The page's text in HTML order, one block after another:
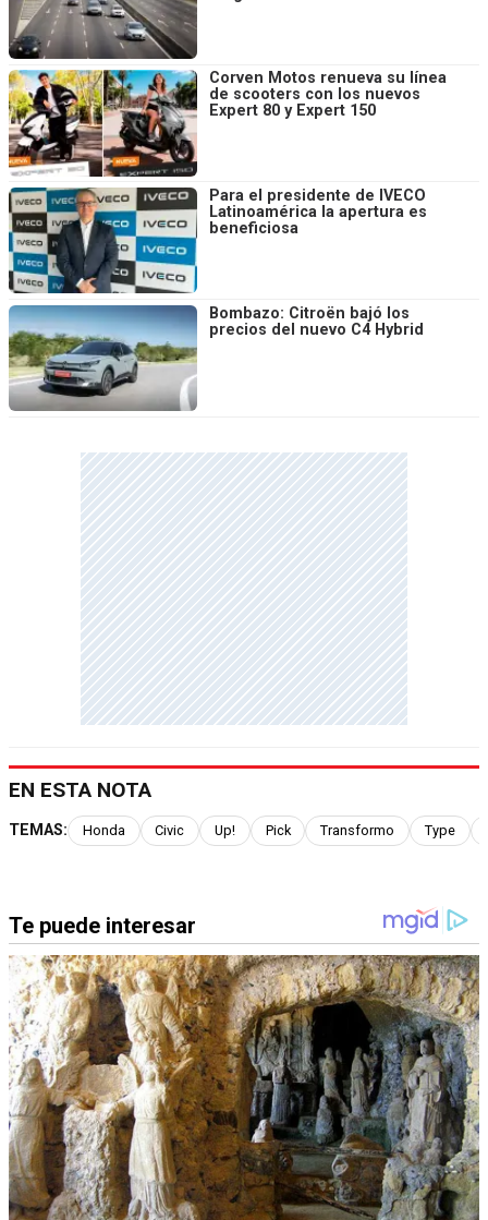
Corven Motos renueva su línea
de scooters con los nuevos
Expert 80 y Expert 150
Para el presidente de IVECO
Latinoamérica la apertura es
beneficiosa
Bombazo: Citroën bajó los
precios del nuevo C4 Hybrid
EN ESTA NOTA
TEMAS: Honda Civic Up! Pick Transformo Type